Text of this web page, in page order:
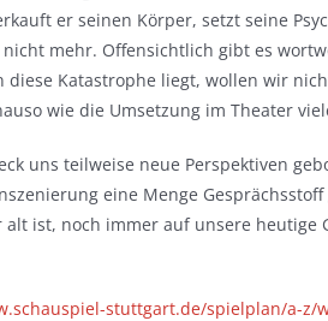
er seinen Körper, setzt seine
mehr. Offensichtlich gibt es
Katastrophe liegt, wollen wir
wie die Umsetzung im Theater
uns teilweise neue Perspektiven
eine Menge
ist, noch immer auf unsere
stuttgart.de/spielplan/a-z/